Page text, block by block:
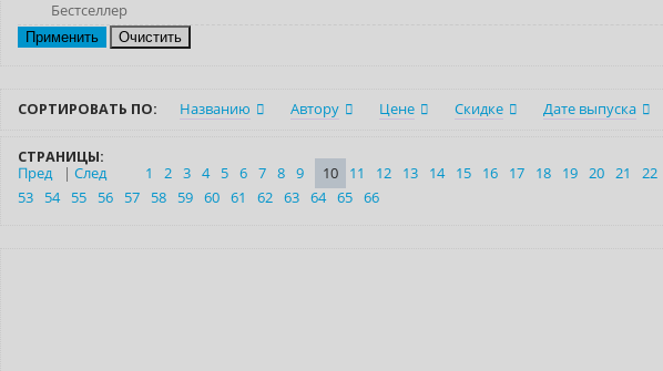
Бестселлер
Очистить
СОРТИРОВАТЬ ПО: Названию Автору Цене Скидке Дате выпуска
СТРАНИЦЫ:
Пред
| След 1 2 3 4 5 6 7 8 9 10 11 12 13 14 15 16 17 18 19 20 21 22
53
54 55 56 57 58 59 60 61 62 63 64 65 66